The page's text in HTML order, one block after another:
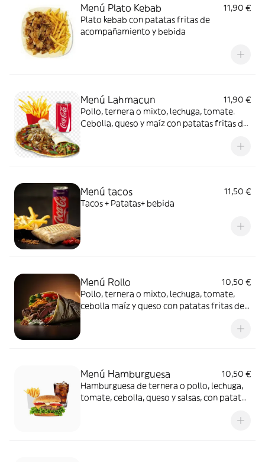
Menú Plato Kebab
11,90 €
Plato kebab con patatas fritas de
acompañamiento y bebida
Menú Lahmacun
11,90 €
Pollo, ternera o mixto, lechuga, tomate.
Cebolla, queso y maíz con patatas fritas de
Menú tacos
11,50 €
Tacos + Patatas+ bebida
Menú Rollo
10,50 €
Pollo, ternera o mixto, lechuga, tomate,
cebolla maíz y queso con patatas fritas de
Menú Hamburguesa
10,50 €
Hamburguesa de ternera o pollo, lechuga,
tomate, cebolla, queso y salsas, con patatas